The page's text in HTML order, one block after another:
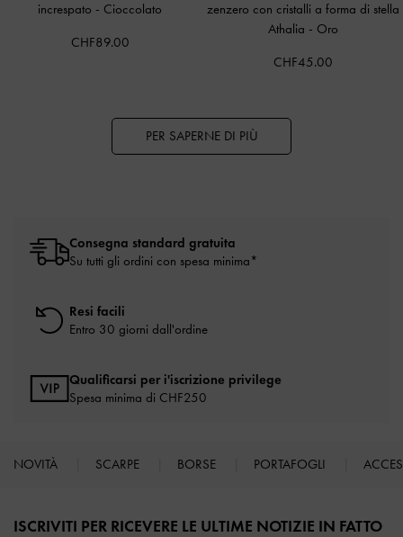
increspato - Cioccolato
CHF89.00
zenzero con cristalli a forma di stella
Athalia - Oro
CHF45.00
PER SAPERNE DI PIÙ
Consegna standard gratuita
Su tutti gli ordini con spesa minima*
Resi facili
Entro 30 giorni dall'ordine
Qualificarsi per i'iscrizione privilege
Spesa minima di CHF250
NOVITÀ SCARPE BORSE PORTAFOGLI
ISCRIVITI PER RICEVERE LE ULTIME NOTIZIE IN FATTO